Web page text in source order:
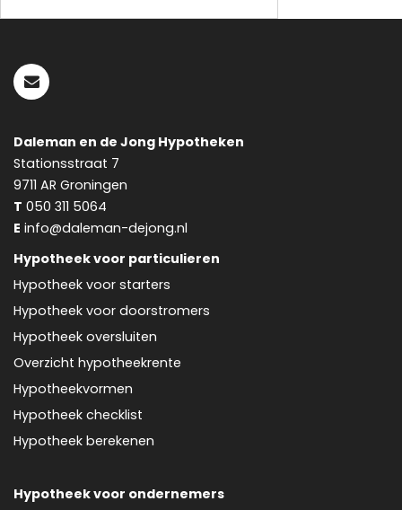
Daleman en de Jong Hypotheken
Stationsstraat 7
9711 AR Groningen
T 050 311 5064
E info@daleman-dejong.nl
Hypotheek voor particulieren
Hypotheek voor starters
Hypotheek voor doorstromers
Hypotheek oversluiten
Overzicht hypotheekrente
Hypotheekvormen
Hypotheek checklist
Hypotheek berekenen
Hypotheek voor ondernemers